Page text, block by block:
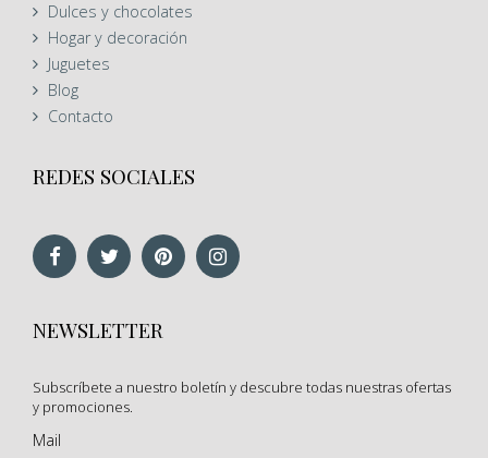
Dulces y chocolates
Hogar y decoración
Juguetes
Blog
Contacto
REDES SOCIALES
NEWSLETTER
Subscríbete a nuestro boletín y descubre todas nuestras ofertas
y promociones.
Mail